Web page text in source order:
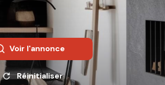
Voir l'annonce
Réinitialiser